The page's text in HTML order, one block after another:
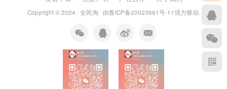
Copyright © 2024 · 全民淘 · 由鲁ICP备20023661号-11强力驱动.